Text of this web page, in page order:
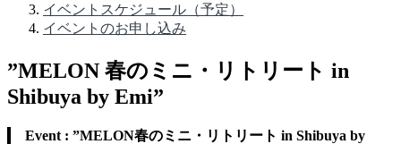
イベントスケジュール（予定）
イベントのお申し込み
”MELON 春のミニ・リトリート in
Shibuya by Emi”
Event : ”MELON春のミニ・リトリート in Shibuya by